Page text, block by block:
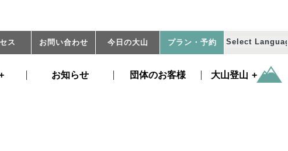
ス お問い合わせ 今日の大山 プラン ・予約
お知らせ 団体のお客様 大山登山